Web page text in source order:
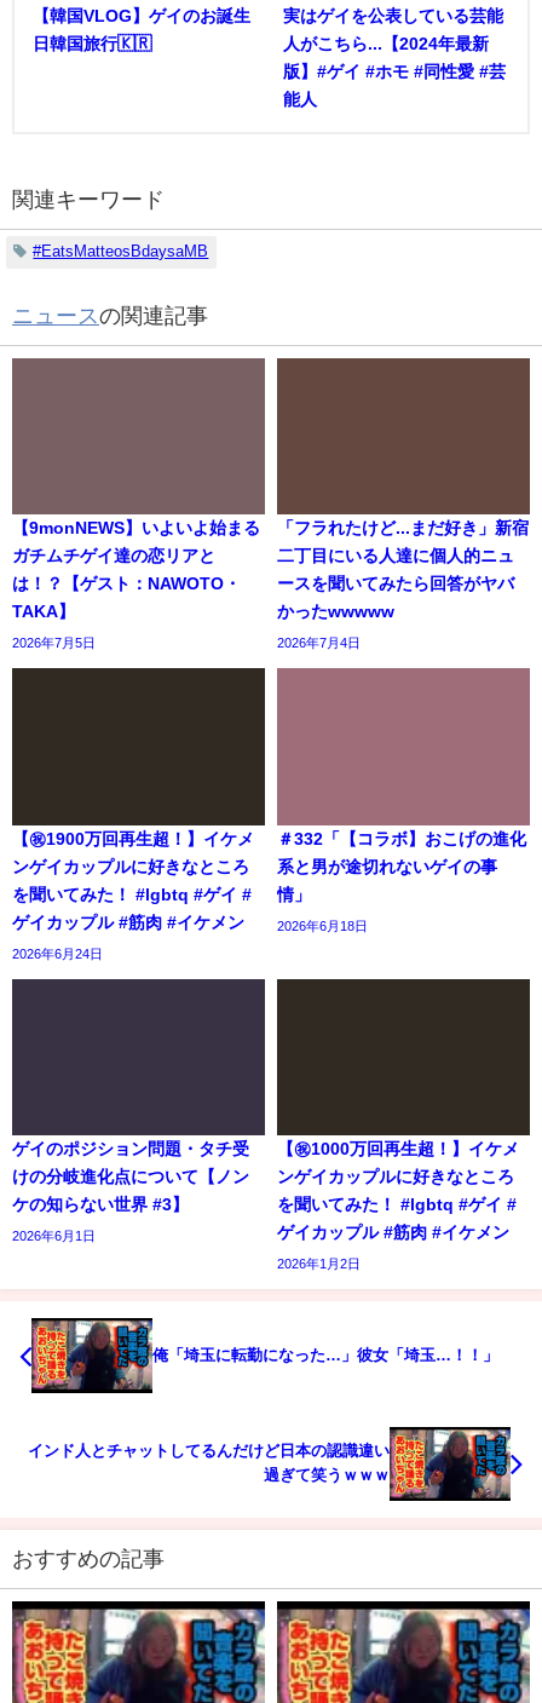
【韓国VLOG】ゲイのお誕生
日韓国旅行🇰🇷
実はゲイを公表している芸能
人がこちら...【2024年最新
版】#ゲイ #ホモ #同性愛 #芸
能人
関連キーワード
#EatsMatteosBdaysaMB
ニュースの関連記事
【9monNEWS】いよいよ始まる
ガチムチゲイ達の恋リアと
は！？【ゲスト：NAWOTO・
TAKA】
2026年7月5日
「フラれたけど...まだ好き」新宿
二丁目にいる人達に個人的ニュ
ースを聞いてみたら回答がヤバ
かったwwwww
2026年7月4日
【㊗️1900万回再生超！】イケメ
ンゲイカップルに好きなところ
を聞いてみた！ #lgbtq #ゲイ #
ゲイカップル #筋肉 #イケメン
2026年6月24日
＃332「【コラボ】おこげの進化
系と男が途切れないゲイの事
情」
2026年6月18日
ゲイのポジション問題・タチ受
けの分岐進化点について【ノン
ケの知らない世界 #3】
2026年6月1日
【㊗️1000万回再生超！】イケメ
ンゲイカップルに好きなところ
を聞いてみた！ #lgbtq #ゲイ #
ゲイカップル #筋肉 #イケメン
2026年1月2日
俺「埼玉に転勤になった…」彼女「埼玉…！！」
インド人とチャットしてるんだけど日本の認識違い
過ぎて笑うｗｗｗ
おすすめの記事